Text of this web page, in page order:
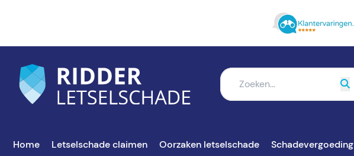
Home Letselschade claimen Oorzaken letselschade Schadevergoeding